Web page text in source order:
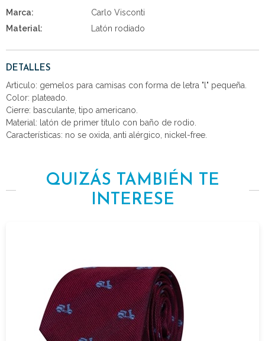
Marca:
Carlo Visconti
Material:
Latón rodiado
DETALLES
Articulo: gemelos para camisas con forma de letra "l" pequeña.
Color: plateado.
Cierre: basculante, tipo americano.
Material: latón de primer titulo con baño de rodio.
Características: no se oxida, anti alérgico, nickel-free.
QUIZÁS TAMBIÉN TE
INTERESE